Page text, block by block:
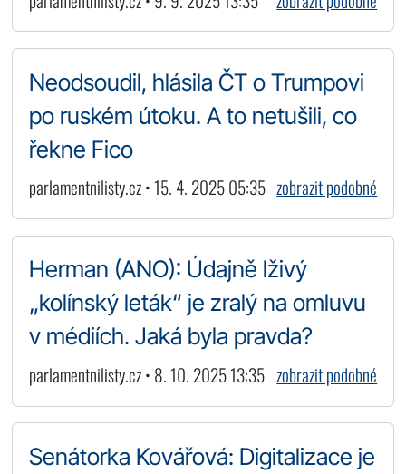
Neodsoudil, hlásila ČT o Trumpovi
po ruském útoku. A to netušili, co
řekne Fico
parlamentnilisty.cz • 15. 4. 2025 05:35 zobrazit podobné
Herman (ANO): Údajně lživý
„kolínský leták“ je zralý na omluvu
v médiích. Jaká byla pravda?
parlamentnilisty.cz • 8. 10. 2025 13:35 zobrazit podobné
Senátorka Kovářová: Digitalizace je